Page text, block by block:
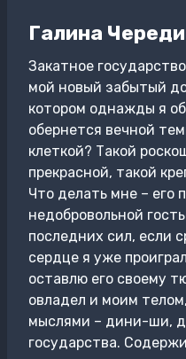
Галина
Закатное
мой новый забытый
котором однажды я
обернется вечной
клеткой? Такой
прекрасной, такой
Что делать мне – его
недобровольной
последних сил, если
сердце я уже
оставлю его своему
овладел и моим
мыслями – дини-ши,
государства.